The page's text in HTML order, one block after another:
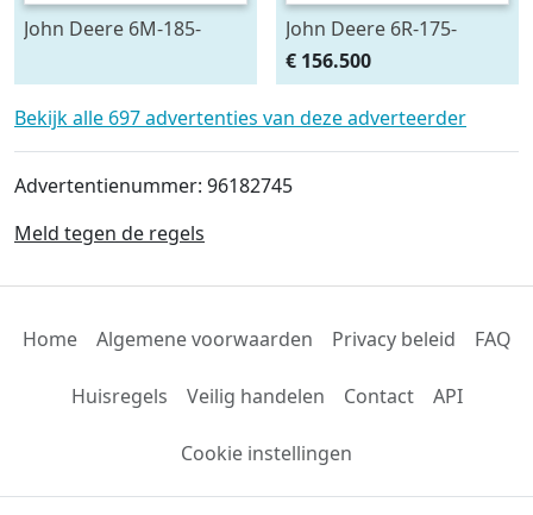
John Deere 6M-185-
John Deere 6R-175-
783659
€ 156.500
Bekijk alle 697 advertenties van deze adverteerder
Advertentienummer: 96182745
Meld tegen de regels
Home Algemene voorwaarden Privacy beleid FAQ
Huisregels Veilig handelen Contact API
Cookie instellingen